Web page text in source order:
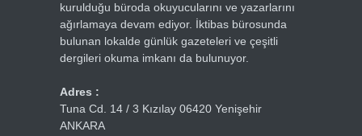
kurulduğu büroda okuyucularını ve yazarlarını
ağırlamaya devam ediyor. İktibas bürosunda
bulunan lokalde günlük gazeteleri ve çeşitli
dergileri okuma imkanı da bulunuyor.
Adres :
Tuna Cd. 14 / 3 Kızılay 06420 Yenişehir
ANKARA